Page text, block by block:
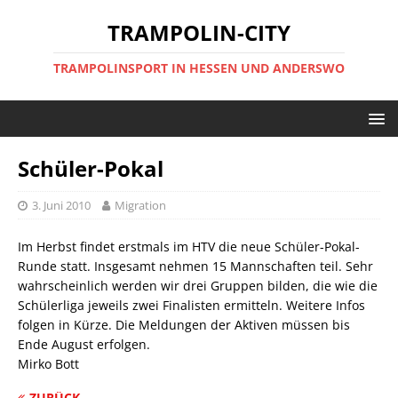
TRAMPOLIN-CITY
TRAMPOLINSPORT IN HESSEN UND ANDERSWO
Schüler-Pokal
3. Juni 2010 Migration
Im Herbst findet erstmals im HTV die neue Schüler-Pokal-
Runde statt. Insgesamt nehmen 15 Mannschaften teil. Sehr
wahrscheinlich werden wir drei Gruppen bilden, die wie die
Schülerliga jeweils zwei Finalisten ermitteln. Weitere Infos
folgen in Kürze. Die Meldungen der Aktiven müssen bis
Ende August erfolgen.
Mirko Bott